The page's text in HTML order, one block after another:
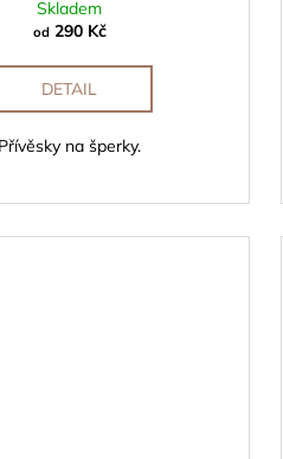
Skladem
od290 Kč
DETAIL
Přívěsky na šperky.